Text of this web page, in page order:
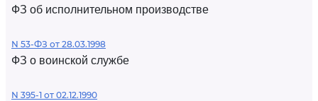
ФЗ об исполнительном производстве
N 53-ФЗ от 28.03.1998
ФЗ о воинской службе
N 395-1 от 02.12.1990